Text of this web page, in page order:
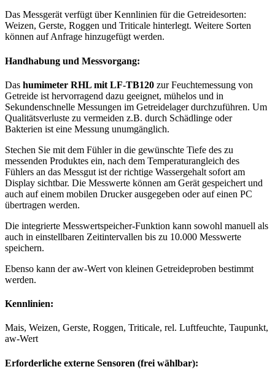
Das Messgerät verfügt über Kennlinien für die Getreidesorten:
Weizen, Gerste, Roggen und Triticale hinterlegt. Weitere Sorten
können auf Anfrage hinzugefügt werden.
Handhabung und Messvorgang:
Das humimeter RHL mit LF-TB120 zur Feuchtemessung von
Getreide ist hervorragend dazu geeignet, mühelos und in
Sekundenschnelle Messungen im Getreidelager durchzuführen. Um
Qualitätsverluste zu vermeiden z.B. durch Schädlinge oder
Bakterien ist eine Messung unumgänglich.
Stechen Sie mit dem Fühler in die gewünschte Tiefe des zu
messenden Produktes ein, nach dem Temperaturangleich des
Fühlers an das Messgut ist der richtige Wassergehalt sofort am
Display sichtbar. Die Messwerte können am Gerät gespeichert und
auch auf einem mobilen Drucker ausgegeben oder auf einen PC
übertragen werden.
Die integrierte Messwertspeicher-Funktion kann sowohl manuell als
auch in einstellbaren Zeitintervallen bis zu 10.000 Messwerte
speichern.
Ebenso kann der aw-Wert von kleinen Getreideproben bestimmt
werden.
Kennlinien:
Mais, Weizen, Gerste, Roggen, Triticale, rel. Luftfeuchte, Taupunkt,
aw-Wert
Erforderliche externe Sensoren (frei wählbar):